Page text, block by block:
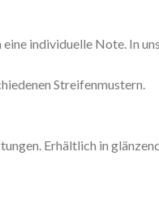
individuelle Note. In
Streifenmustern.
Erhältlich in